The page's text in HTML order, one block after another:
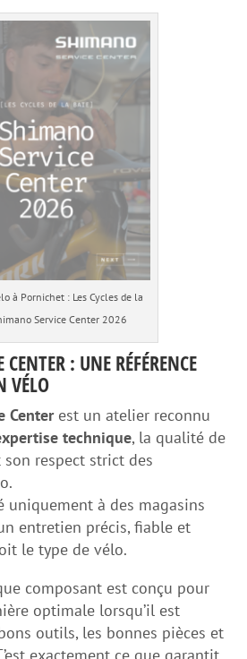
à Pornichet : Les Cycles de la
Service Center 2026
: UNE RÉFÉRENCE
VÉLO
Centerest un atelier reconnu
technique, la qualité de
respect strict des
uniquement à des magasins
entretien précis, fiable et
le type de vélo.
composant est conçu pour
optimale lorsqu’il est
outils, les bonnes pièces et
exactement ce que garantit